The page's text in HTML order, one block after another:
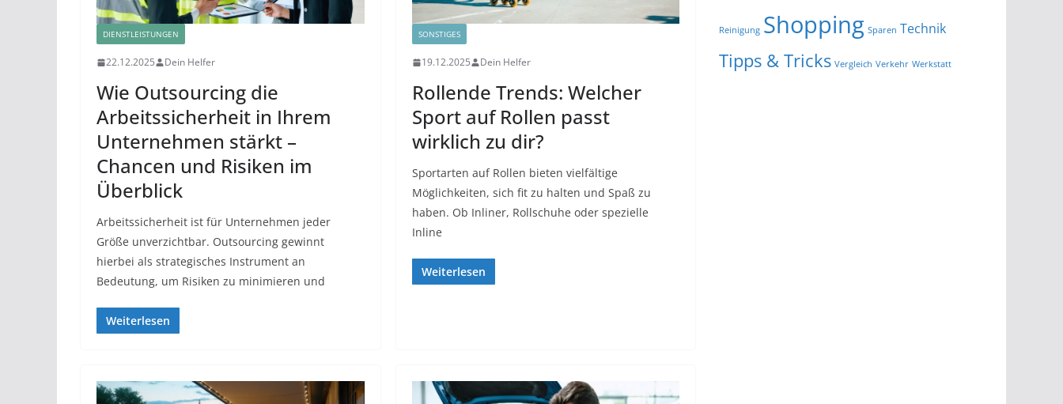
DIENSTLEISTUNGEN
22.12.2025 Dein Helfer
Wie Outsourcing die
Arbeitssicherheit in Ihrem
Unternehmen stärkt –
Chancen und Risiken im
Überblick
Arbeitssicherheit ist für Unternehmen jeder
Größe unverzichtbar. Outsourcing gewinnt
hierbei als strategisches Instrument an
Bedeutung, um Risiken zu minimieren und
Weiterlesen
SONSTIGES
19.12.2025 Dein Helfer
Rollende Trends: Welcher
Sport auf Rollen passt
wirklich zu dir?
Sportarten auf Rollen bieten vielfältige
Möglichkeiten, sich fit zu halten und Spaß zu
haben. Ob Inliner, Rollschuhe oder spezielle
Inline
Weiterlesen
Reinigung Shopping Sparen Technik
Tipps & Tricks Vergleich Verkehr Werkstatt